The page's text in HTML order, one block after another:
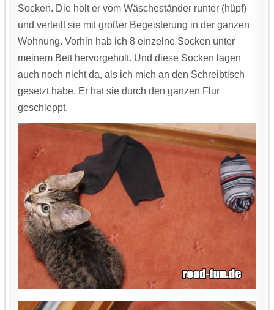
Socken. Die holt er vom Wäscheständer runter (hüpf)
und verteilt sie mit großer Begeisterung in der ganzen
Wohnung. Vorhin hab ich 8 einzelne Socken unter
meinem Bett hervorgeholt. Und diese Socken lagen
auch noch nicht da, als ich mich an den Schreibtisch
gesetzt habe. Er hat sie durch den ganzen Flur
geschleppt.